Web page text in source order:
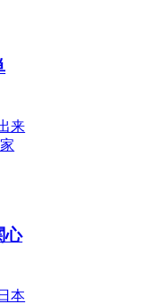
来
心
本